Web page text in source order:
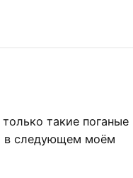
такие поганые
в следующем моём